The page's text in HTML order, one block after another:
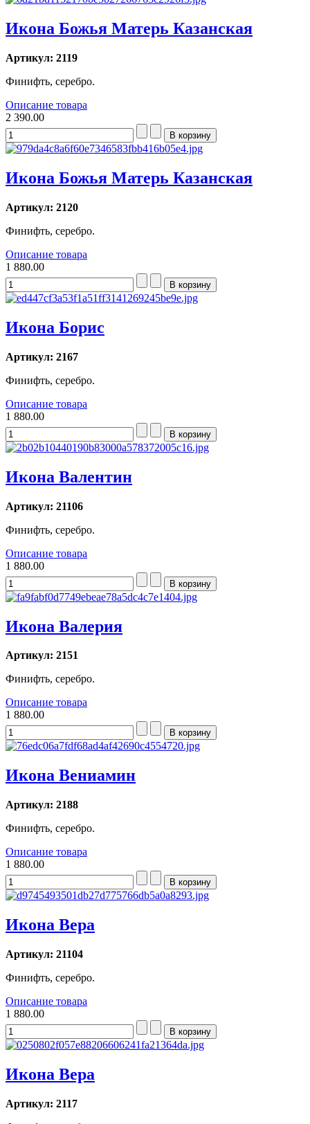
Икона Божья Матерь Казанская
Артикул: 2119
Финифть, серебро.
Описание товара
2 390.00
Икона Божья Матерь Казанская
Артикул: 2120
Финифть, серебро.
Описание товара
1 880.00
Икона Борис
Артикул: 2167
Финифть, серебро.
Описание товара
1 880.00
Икона Валентин
Артикул: 21106
Финифть, серебро.
Описание товара
1 880.00
Икона Валерия
Артикул: 2151
Финифть, серебро.
Описание товара
1 880.00
Икона Вениамин
Артикул: 2188
Финифть, серебро.
Описание товара
1 880.00
Икона Вера
Артикул: 21104
Финифть, серебро.
Описание товара
1 880.00
Икона Вера
Артикул: 2117